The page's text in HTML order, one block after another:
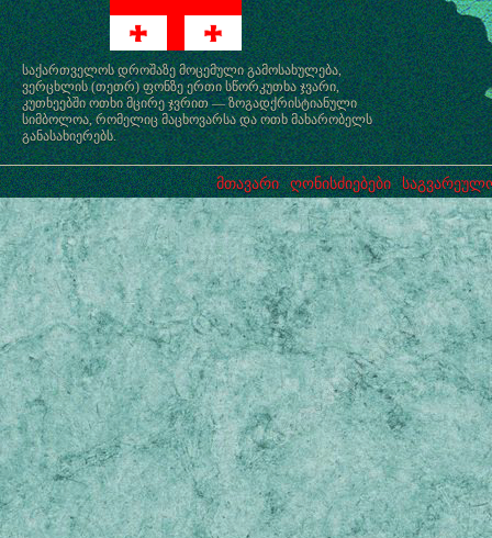
საქართველოს დროშაზე მოცემული გამოსახულება,
ვერცხლის (თეთრ) ფონზე ერთი სწორკუთხა ჯვარი,
კუთხეებში ოთხი მცირე ჯვრით — ზოგადქრისტიანული
სიმბოლოა, რომელიც მაცხოვარსა და ოთხ მახარობელს
განასახიერებს.
მთავარი ღონისძიებები